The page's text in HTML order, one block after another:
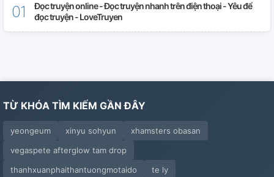
Đọc truyện online - Đọc truyện nhanh trên điện thoại - Yêu để
đọc truyện - LoveTruyen
TỪ KHÓA TÌM KIẾM GẦN ĐÂY
yeongeum xinyu sohyun
xhamsters obasan
vegaspete afterglow tam drop
thanhxuanphaithantuongmotaido
te ly